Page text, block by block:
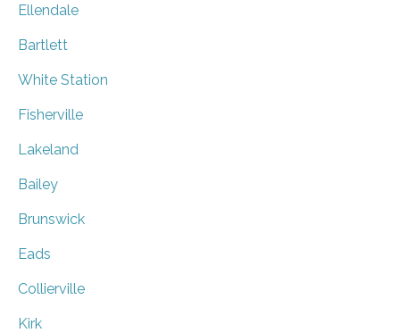
Ellendale
Bartlett
White Station
Fisherville
Lakeland
Bailey
Brunswick
Eads
Collierville
Kirk